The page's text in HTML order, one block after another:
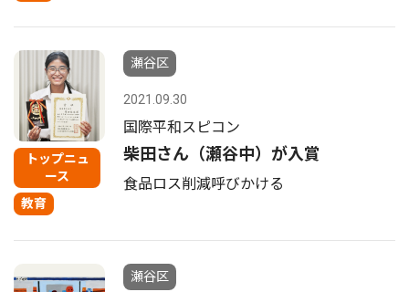
トップニュ
ース
教育
瀬谷区
2021.09.30
国際平和スピコン
柴田さん（瀬谷中）が入賞
食品ロス削減呼びかける
瀬谷区